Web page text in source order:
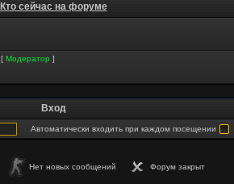
Кто сейчас на форуме
Модератор ]
Вход
Автоматически входить при каждом посещении
Нет новых сообщений Форум закрыт